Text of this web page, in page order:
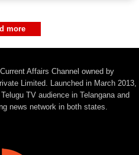
more
Affairs Channel owned by
Limited. Launched in March 2013,
TV audience in Telangana and
news network in both states.